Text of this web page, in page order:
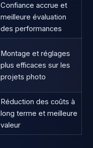
Confiance accrue et
meilleure évaluation
des performances
Montage et réglages
plus efficaces sur les
projets photo
Réduction des coûts à
long terme et meilleure
valeur